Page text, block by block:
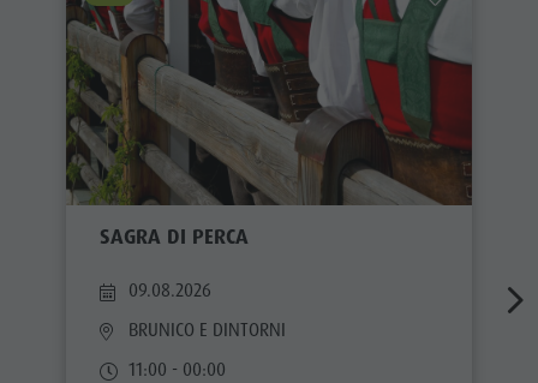
SAGRA DI PERCA
09.08.2026
BRUNICO E DINTORNI
11:00 - 00:00